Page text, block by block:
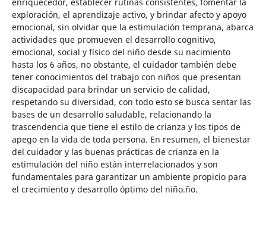
enriquecedor, establecer rutinas consistentes, fomentar la
exploración, el aprendizaje activo, y brindar afecto y apoyo
emocional, sin olvidar que la estimulación temprana, abarca
actividades que promueven el desarrollo cognitivo,
emocional, social y físico del niño desde su nacimiento
hasta los 6 años, no obstante, el cuidador también debe
tener conocimientos del trabajo con niños que presentan
discapacidad para brindar un servicio de calidad,
respetando su diversidad, con todo esto se busca sentar las
bases de un desarrollo saludable, relacionando la
trascendencia que tiene el estilo de crianza y los tipos de
apego en la vida de toda persona. En resumen, el bienestar
del cuidador y las buenas prácticas de crianza en la
estimulación del niño están interrelacionados y son
fundamentales para garantizar un ambiente propicio para
el crecimiento y desarrollo óptimo del niño.ño.